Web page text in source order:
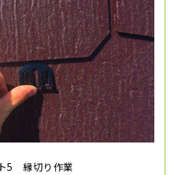
5 縁切り作業